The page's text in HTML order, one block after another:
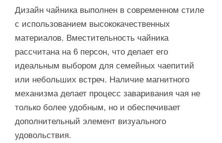
Дизайн чайника выполнен в современном стиле
с использованием высококачественных
материалов. Вместительность чайника
рассчитана на 6 персон, что делает его
идеальным выбором для семейных чаепитий
или небольших встреч. Наличие магнитного
механизма делает процесс заваривания чая не
только более удобным, но и обеспечивает
дополнительный элемент визуального
удовольствия.